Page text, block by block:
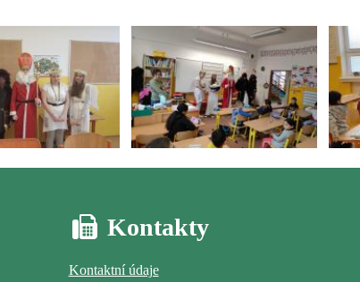
Kontakty
Kontaktní údaje